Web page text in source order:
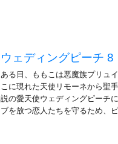
ウェディングピーチ 8
ある日、ももこは悪魔族プリュ
こに現れた天使リモーネから聖
説の愛天使ウェディングピーチ
ブを放つ恋人たちを守るため、